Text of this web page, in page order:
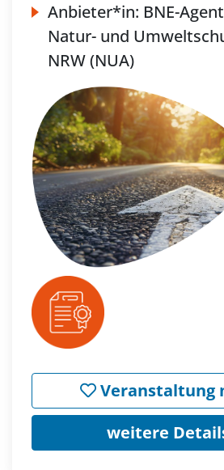
Anbieter*in: BNE-
Natur- und
NRW (NUA)
Veranstaltung
weitere